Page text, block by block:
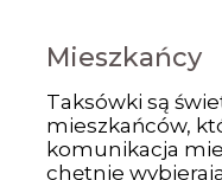
Mieszkańcy
Taksówki są
mieszkańców,
komunikacja
chętnie